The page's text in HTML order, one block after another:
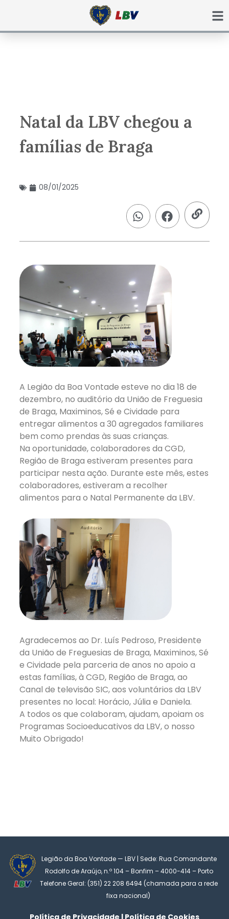
Natal da LBV chegou a
famílias de Braga
08/01/2025
A Legião da Boa Vontade esteve no dia 18 de
dezembro, no auditório da União de Freguesia
de Braga, Maximinos, Sé e Cividade para
entregar alimentos a 30 agregados familiares
bem como prendas às suas crianças.
Na oportunidade, colaboradores da CGD,
Região de Braga estiveram presentes para
participar nesta ação. Durante este mês, estes
colaboradores, estiveram a recolher
alimentos para o Natal Permanente da LBV.
Agradecemos ao Dr. Luís Pedroso, Presidente
da União de Freguesias de Braga, Maximinos, Sé
e Cividade pela parceria de anos no apoio a
estas famílias, à CGD, Região de Braga, ao
Canal de televisão SIC, aos voluntários da LBV
presentes no local: Horácio, Júlia e Daniela.
A todos os que colaboram, ajudam, apoiam os
Programas Socioeducativos da LBV, o nosso
Muito Obrigado!
Legião da Boa Vontade — LBV | Sede: Rua Comandante
Rodolfo de Araújo, n.º 104 – Bonfim – 4000-414 – Porto
Telefone Geral: (351) 22 208 6494 (chamada para a rede
fixa nacional)